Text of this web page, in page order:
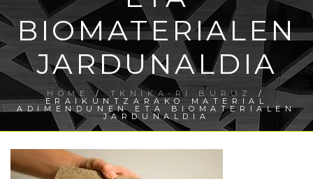
BIOMATERIALEN
JARDUNALDIA
HOME /TKNIKA-RI BURUZ /
ERAIKUNTZARAKO MATERIAL
ADIMENDUNEN ETA BIOMATERIALEN
JARDUNALDIA